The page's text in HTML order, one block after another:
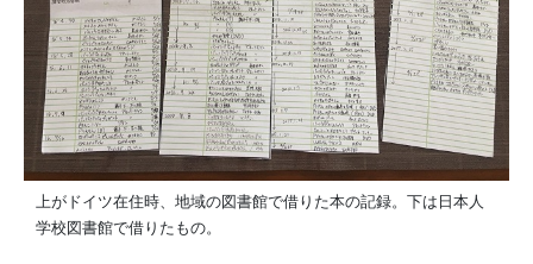
上がドイツ在住時、地域の図書館で借りた本の記録。下は日本人
学校図書館で借りたもの。